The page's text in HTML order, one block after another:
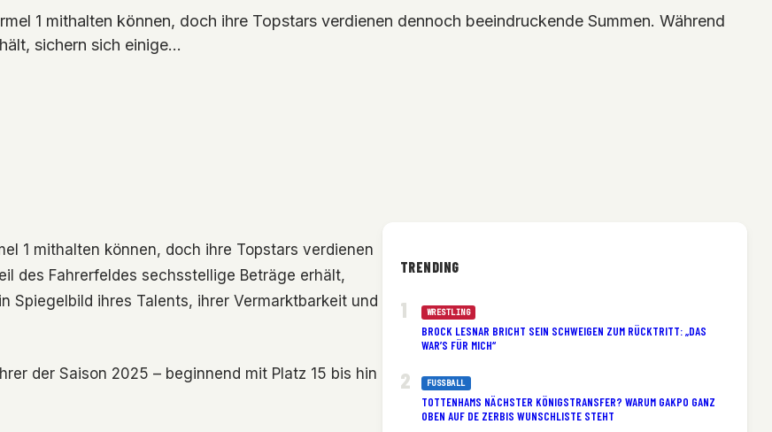
1 mithalten können, doch ihre Topstars verdienen dennoch beeindruckende Summen. Während
sichern sich einige…
1 mithalten können, doch ihre Topstars verdienen
des Fahrerfeldes sechsstellige Beträge erhält,
ihres Talents, ihrer Vermarktbarkeit und
der Saison 2025 – beginnend mit Platz 15 bis hin
TRENDING
WRESTLING
BROCK LESNAR BRICHT SEIN SCHWEIGEN ZUM RÜCKTRITT: „DAS
WAR’S FÜR MICH“
FUSSBALL
TOTTENHAMS NÄCHSTER KÖNIGSTRANSFER? WARUM GAKPO GANZ
OBEN AUF DE ZERBIS WUNSCHLISTE STEHT